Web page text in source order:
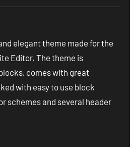
elegant theme made for the
Editor. The theme is
comes with great
with easy to use block
schemes and several header